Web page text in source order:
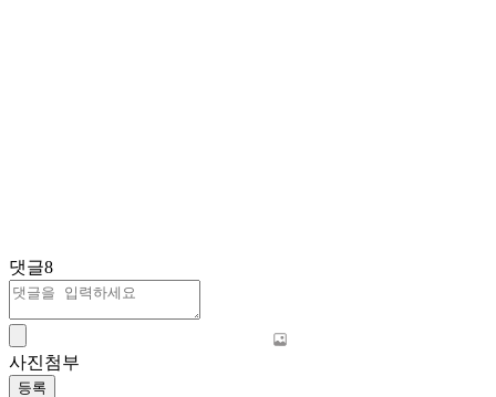
댓글8
사진첨부
등록